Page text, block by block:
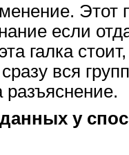
Этот
если
галка
вся
у